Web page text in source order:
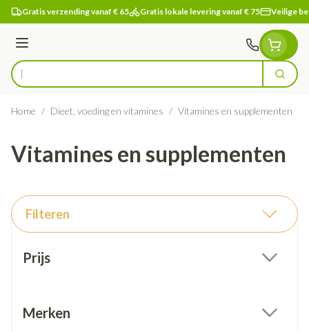
Ga naar de inhoud
Gratis verzending vanaf € 65 Gratis lokale levering vanaf € 75 Veilige
Menu
Product, merk, categorie... Zoek
Home / Dieet, voeding en vitamines / Vitamines en supplementen
Vitamines en supplementen
Filteren
Prijs
Merken